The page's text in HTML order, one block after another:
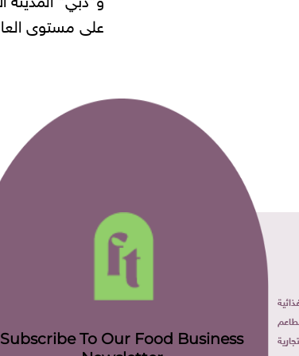
على مستوى العالم
Subscribe To Our Food Business